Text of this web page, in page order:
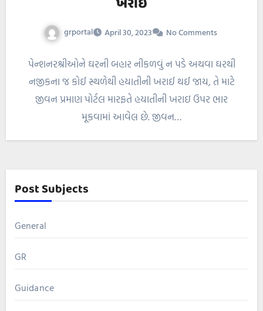
grportal April 30, 2023 No Comments
પેન્શનરશ્રીઓને ઘરની બહાર નીકળવું ન પડે અથવા ઘરથી
નજીકના જ કોઈ સ્થળેથી હયાતીની ખરાઈ થઈ જાય, તે માટે
જીવન પ્રમાણ પોર્ટલ મારફતે હયાતીની ખરાઇ ઉપર ભાર
મૂકવામાં આવેલ છે. જીવન…
Post Subjects
General
GR
Guidance